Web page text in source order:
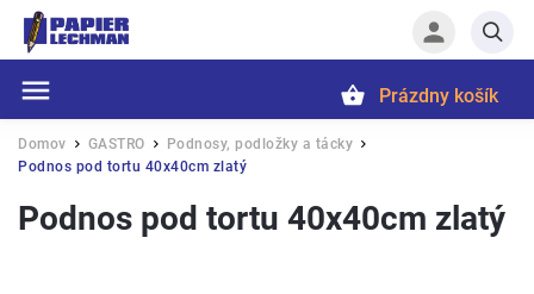
Prázdny košík
Domov / GASTRO / Podnosy, podložky a tácky /
Podnos pod tortu 40x40cm zlatý
Podnos pod tortu 40x40cm zlatý